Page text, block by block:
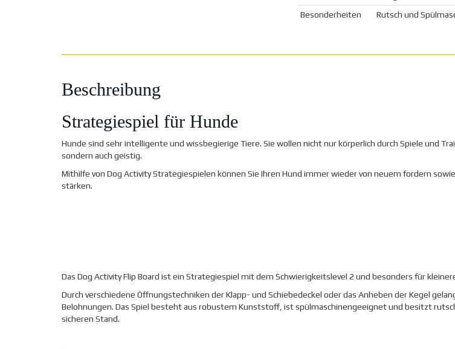
Besonderheiten
Rutsch und
Beschreibung
Strategiespiel für Hunde
Hunde sind sehr intelligente und wissbegierige Tiere. Sie wollen nicht nur körperlich durch Spiele und
sondern auch geistig.
Mithilfe von Dog Activity Strategiespielen können Sie Ihren Hund immer wieder von neuem fordern
stärken.
Das Dog Activity Flip Board ist ein Strategiespiel mit dem Schwierigkeitslevel 2 und besonders für
Durch verschiedene Öffnungstechniken der Klapp- und Schiebedeckel oder das Anheben der Kegel
Belohnungen. Das Spiel besteht aus robustem Kunststoff, ist spülmaschinengeeignet und besitzt
sicheren Stand.